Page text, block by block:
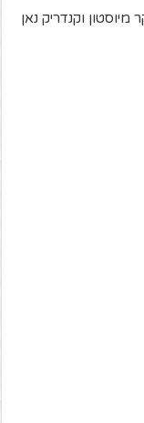
מיוסטון וקנדריק נאן